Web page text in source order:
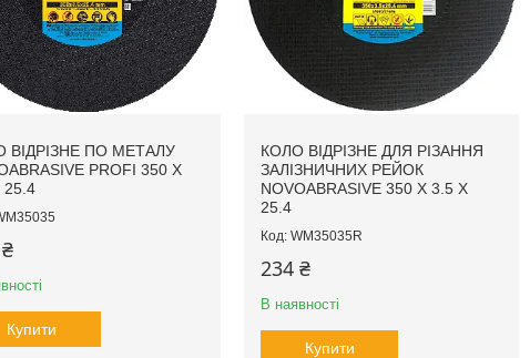
ВІДРІЗНЕ ПО МЕТАЛУ
PROFI 350 X
25.4
Купити
КОЛО ВІДРІЗНЕ ДЛЯ РІЗАННЯ
ЗАЛІЗНИЧНИХ РЕЙОК
NOVOABRASIVE 350 X 3.5 X
25.4
WM35035R
234 ₴
В наявності
Купити